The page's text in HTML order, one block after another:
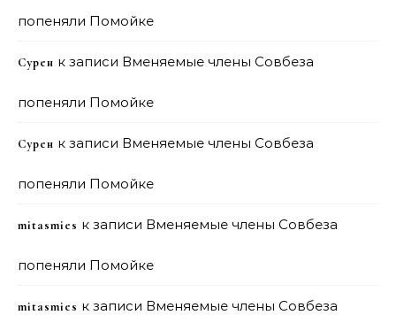
попеняли Помойке
Сурен к записи Вменяемые члены Совбеза
попеняли Помойке
Сурен к записи Вменяемые члены Совбеза
попеняли Помойке
mitasmies к записи Вменяемые члены Совбеза
попеняли Помойке
mitasmies к записи Вменяемые члены Совбеза